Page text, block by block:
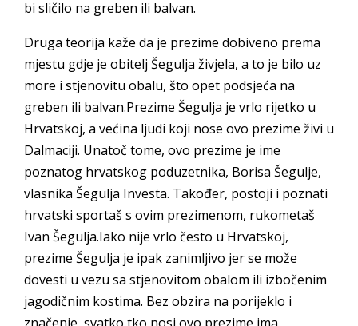
bi sličilo na greben ili balvan.
Druga teorija kaže da je prezime dobiveno prema
mjestu gdje je obitelj Šegulja živjela, a to je bilo uz
more i stjenovitu obalu, što opet podsjeća na
greben ili balvan.Prezime Šegulja je vrlo rijetko u
Hrvatskoj, a većina ljudi koji nose ovo prezime živi u
Dalmaciji. Unatoč tome, ovo prezime je ime
poznatog hrvatskog poduzetnika, Borisa Šegulje,
vlasnika Šegulja Investa. Također, postoji i poznati
hrvatski sportaš s ovim prezimenom, rukometaš
Ivan Šegulja.Iako nije vrlo često u Hrvatskoj,
prezime Šegulja je ipak zanimljivo jer se može
dovesti u vezu sa stjenovitom obalom ili izbočenim
jagodičnim kostima. Bez obzira na porijeklo i